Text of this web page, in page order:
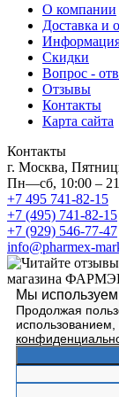
О компании
Доставка и
Скидки
Вопрос -
Отзывы
Контакты
Карта сайта
Контакты
г. Москва,
Пн—сб, 10:00 –
+7 495 741-82-15
+7 (495) 741-82-15
+7 (929) 546-77-47
info@pharmex-
Мы используем
Продолжая